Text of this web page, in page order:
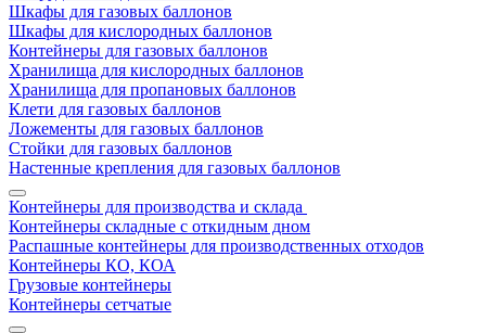
Шкафы для газовых баллонов
Шкафы для кислородных баллонов
Контейнеры для газовых баллонов
Хранилища для кислородных баллонов
Хранилища для пропановых баллонов
Клети для газовых баллонов
Ложементы для газовых баллонов
Стойки для газовых баллонов
Настенные крепления для газовых баллонов
Контейнеры для производства и склада
Контейнеры складные с откидным дном
Распашные контейнеры для производственных отходов
Контейнеры КО, КОА
Грузовые контейнеры
Контейнеры сетчатые